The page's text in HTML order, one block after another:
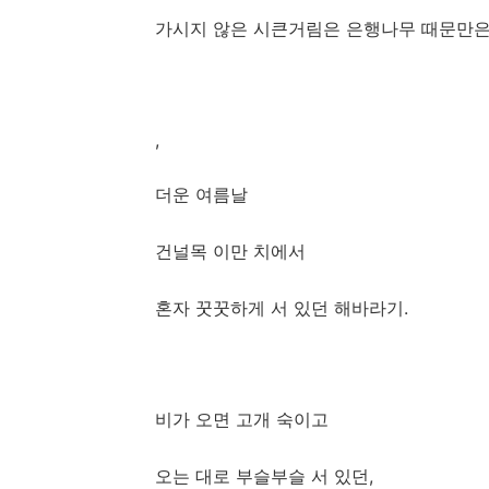
가시지 않은 시큰거림은 은행나무 때문만
,
더운 여름날
건널목 이만 치에서
혼자 꿋꿋하게 서 있던 해바라기.
비가 오면 고개 숙이고
오는 대로 부슬부슬 서 있던,